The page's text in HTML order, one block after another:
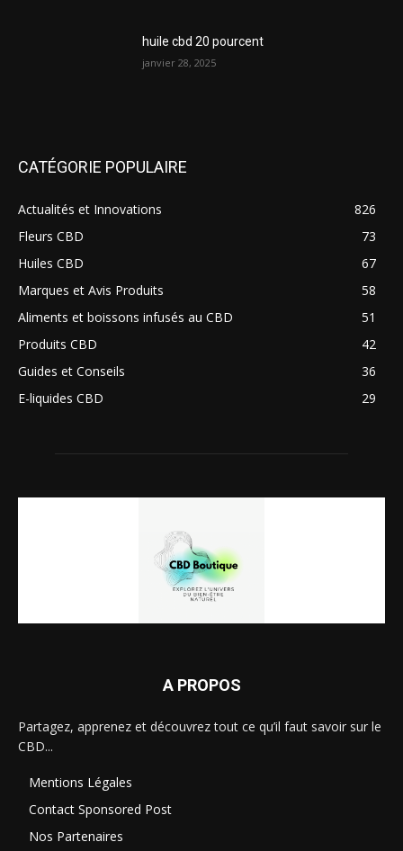
huile cbd 20 pourcent
janvier 28, 2025
CATÉGORIE POPULAIRE
Actualités et Innovations
826
Fleurs CBD
73
Huiles CBD
67
Marques et Avis Produits
58
Aliments et boissons infusés au CBD
51
Produits CBD
42
Guides et Conseils
36
E-liquides CBD
29
A PROPOS
Partagez, apprenez et découvrez tout ce qu’il faut savoir sur le
CBD...
Mentions Légales
Contact Sponsored Post
Nos Partenaires